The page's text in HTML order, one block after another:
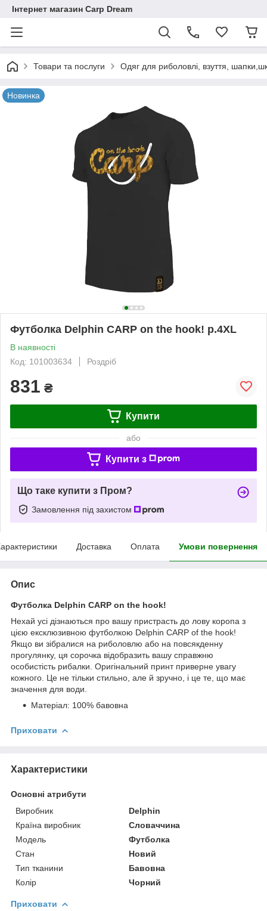
Інтернет магазин Carp Dream
Товари та послуги Одяг для риболовлі, взуття,
Новинка
Футболка Delphin CARP on the hook! р.4XL
В наявності
Код: 101003634
Роздріб
831 ₴
Купити
або
Купити з
Що таке купити з Пром?
Замовлення під захистом
Доставка Оплата Умови повернення
Опис
Футболка Delphin CARP on the hook!
Нехай усі дізнаються про вашу пристрасть до лову коропа з
цією ексклюзивною футболкою Delphin CARP of the hook!
Якщо ви зібралися на риболовлю або на повсякденну
прогулянку, ця сорочка відобразить вашу справжню
особистість рибалки. Оригінальний принт приверне увагу
кожного. Це не тільки стильно, але й зручно, і це те, що має
значення для води.
Матеріал: 100% бавовна
Приховати
Характеристики
Основні атрибути
Виробник
Delphin
Країна виробник
Словаччина
Модель
Футболка
Стан
Новий
Тип тканини
Бавовна
Колір
Чорний
Приховати